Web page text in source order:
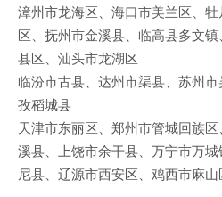
漳州市龙海区、海口市美兰区、
区、抚州市金溪县、临高县多文
县区、汕头市龙湖区
临汾市古县、达州市渠县、苏州
孜稻城县
天津市东丽区、郑州市管城回族
溪县、上饶市余干县、万宁市万
尼县、辽源市西安区、鸡西市麻山